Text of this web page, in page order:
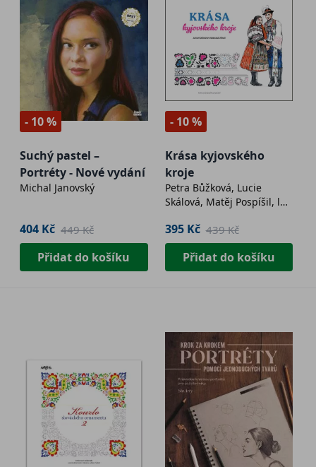
- 10 %
Suchý pastel –
Portréty - Nové vydání
Michal Janovský
404 Kč 449 Kč
Přidat do košíku
- 10 %
Krása kyjovského
kroje
Petra Bůžková, Lucie
Skálová, Matěj Pospíšil, lga
Zálešáková
395 Kč 439 Kč
Přidat do košíku